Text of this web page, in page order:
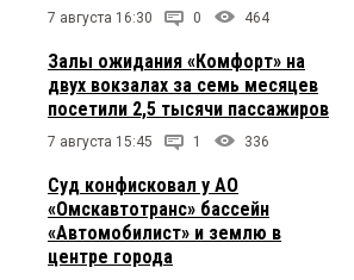
7 августа 16:30 0 464
Залы ожидания «Комфорт» на
двух вокзалах за семь месяцев
посетили 2,5 тысячи пассажиров
7 августа 15:45 1 336
Суд конфисковал у АО
«Омскавтотранс» бассейн
«Автомобилист» и землю в
центре города